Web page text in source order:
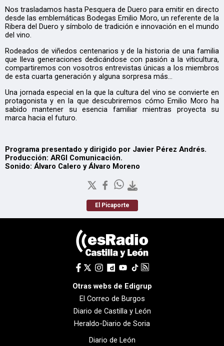
Nos trasladamos hasta Pesquera de Duero para emitir en directo
desde las emblemáticas Bodegas Emilio Moro, un referente de la
Ribera del Duero y símbolo de tradición e innovación en el mundo
del vino.
Rodeados de viñedos centenarios y de la historia de una familia
que lleva generaciones dedicándose con pasión a la viticultura,
compartiremos con vosotros entrevistas únicas a los miembros
de esta cuarta generación y alguna sorpresa más…
Una jornada especial en la que la cultura del vino se convierte en
protagonista y en la que descubriremos cómo Emilio Moro ha
sabido mantener su esencia familiar mientras proyecta su
marca hacia el futuro.
Programa presentado y dirigido por Javier Pérez Andrés.
Producción: ARGI Comunicación.
Sonido: Álvaro Calero y Álvaro Moreno
El Picaporte
Otras webs de Edigrup
El Correo de Burgos
Diario de Castilla y León
Heraldo-Diario de Soria
Diario de León